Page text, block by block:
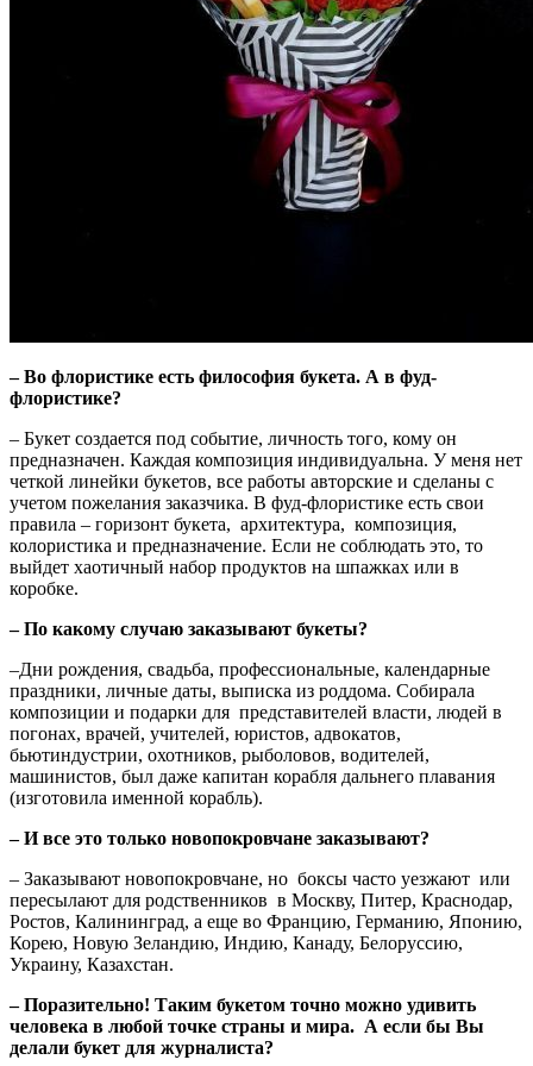
– Во флористике есть философия букета. А в фуд-
флористике?
– Букет создается под событие, личность того, кому он
предназначен. Каждая композиция индивидуальна. У меня нет
четкой линейки букетов, все работы авторские и сделаны с
учетом пожелания заказчика. В фуд-флористике есть свои
правила – горизонт букета, архитектура, композиция,
колористика и предназначение. Если не соблюдать это, то
выйдет хаотичный набор продуктов на шпажках или в
коробке.
– По какому случаю заказывают букеты?
–Дни рождения, свадьба, профессиональные, календарные
праздники, личные даты, выписка из роддома. Собирала
композиции и подарки для представителей власти, людей в
погонах, врачей, учителей, юристов, адвокатов,
бьютиндустрии, охотников, рыболовов, водителей,
машинистов, был даже капитан корабля дальнего плавания
(изготовила именной корабль).
– И все это только новопокровчане заказывают?
– Заказывают новопокровчане, но боксы часто уезжают или
пересылают для родственников в Москву, Питер, Краснодар,
Ростов, Калининград, а еще во Францию, Германию, Японию,
Корею, Новую Зеландию, Индию, Канаду, Белоруссию,
Украину, Казахстан.
– Поразительно! Таким букетом точно можно удивить
человека в любой точке страны и мира. А если бы Вы
делали букет для журналиста?